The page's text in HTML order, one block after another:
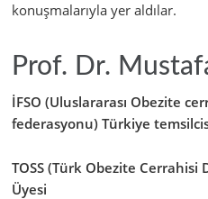
konuşmalarıyla yer aldılar.
Prof. Dr.
İFSO (Uluslararası Obezite
federasyonu) Türkiye
TOSS (Türk Obezite
Üyesi